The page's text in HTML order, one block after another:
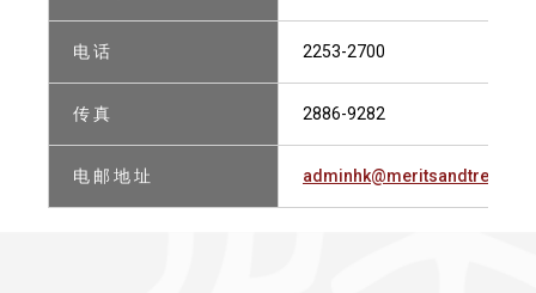
电 话 2253-2700
传 真 2886-9282
电 邮 地 址